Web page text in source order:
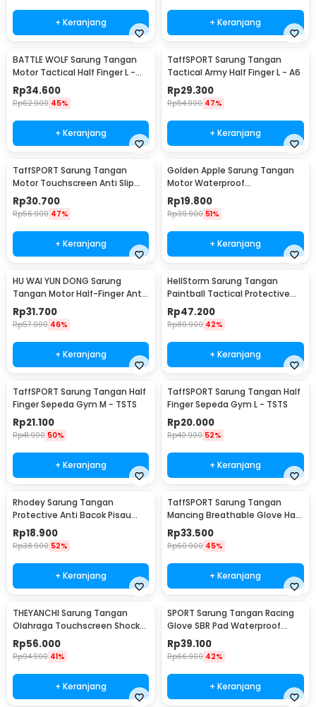
+ Keranjang + Keranjang
BATTLE WOLF Sarung Tangan
Motor Tactical Half Finger L -
PC016
Rp34.600
Rp62.900 45%
+ Keranjang
TaffSPORT Sarung Tangan
Tactical Army Half Finger L - A6
Rp29.300
Rp54.900 47%
+ Keranjang
TaffSPORT Sarung Tangan
Motor Touchscreen Anti Slip
Protektor - MCS-02C
Rp30.700
Rp56.900 47%
+ Keranjang
Golden Apple Sarung Tangan
Motor Waterproof
Touchscreen Kulit Sintetis Pria
- 9070
Rp19.800
Rp39.900 51%
+ Keranjang
HU WAI YUN DONG Sarung
Tangan Motor Half-Finger Anti
Slip Riding Glove L - HWYD
Rp31.700
Rp57.900 46%
+ Keranjang
HellStorm Sarung Tangan
Paintball Tactical Protective
Gloves Nylon L - HS210
Rp47.200
Rp80.900 42%
+ Keranjang
TaffSPORT Sarung Tangan Half
Finger Sepeda Gym M - TSTS
Rp21.100
Rp41.900 50%
+ Keranjang
TaffSPORT Sarung Tangan Half
Finger Sepeda Gym L - TSTS
Rp20.000
Rp40.900 52%
+ Keranjang
Rhodey Sarung Tangan
Protective Anti Bacok Pisau
Cut Resistant - FG1701
Rp18.900
Rp38.900 52%
+ Keranjang
TaffSPORT Sarung Tangan
Mancing Breathable Glove Half
Finger 1 Pair - DW-GRTX
Rp33.500
Rp60.900 45%
+ Keranjang
THEYANCHI Sarung Tangan
Olahraga Touchscreen Shock
Absorbtion XL - AB295
Rp56.000
Rp94.900 41%
+ Keranjang
SPORT Sarung Tangan Racing
Glove SBR Pad Waterproof
Touchscreen Size L - OZ910
Rp39.100
Rp66.900 42%
+ Keranjang